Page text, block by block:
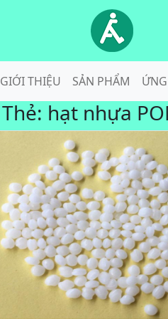
GIỚI THIỆU SẢN PHẨM
Thẻ: hạt nhựa